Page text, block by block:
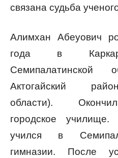
связана судьба
Алимхан Абеуович
года в
Актогайский
области).
городское
учился в
гимназии. После